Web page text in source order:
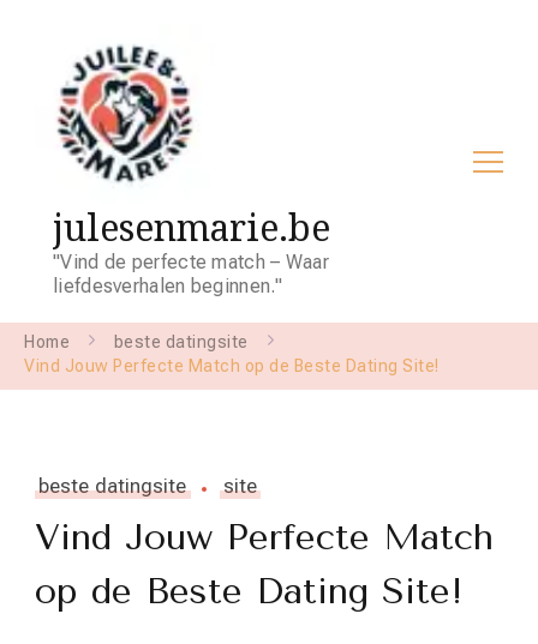
julesenmarie.be
"Vind de perfecte match – Waar
liefdesverhalen beginnen."
Home
beste datingsite
Vind Jouw Perfecte Match op de Beste Dating Site!
beste datingsite site
Vind Jouw Perfecte Match
op de Beste Dating Site!